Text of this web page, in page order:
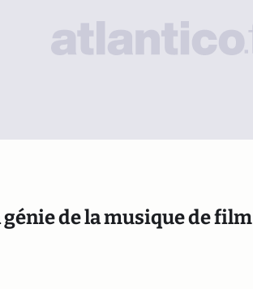
de la musique de film